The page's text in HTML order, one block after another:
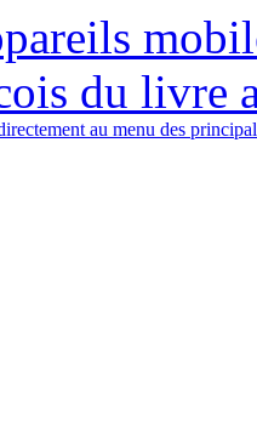
du livre
au menu des